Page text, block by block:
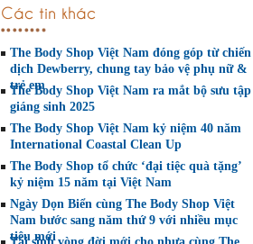
Các tin khác
The Body Shop Việt Nam đóng góp từ chiến
dịch Dewberry, chung tay bảo vệ phụ nữ &
trẻ em
The Body Shop Việt Nam ra mắt bộ sưu tập
giáng sinh 2025
The Body Shop Việt Nam kỷ niệm 40 năm
International Coastal Clean Up
The Body Shop tổ chức ‘đại tiệc quà tặng’
kỷ niệm 15 năm tại Việt Nam
Ngày Dọn Biển cùng The Body Shop Việt
Nam bước sang năm thứ 9 với nhiều mục
tiêu mới